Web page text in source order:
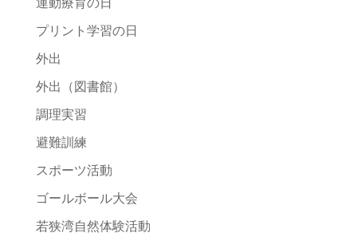
運動療育の日
プリント学習の日
外出
外出（図書館）
調理実習
避難訓練
スポーツ活動
ゴールボール大会
若狭湾自然体験活動